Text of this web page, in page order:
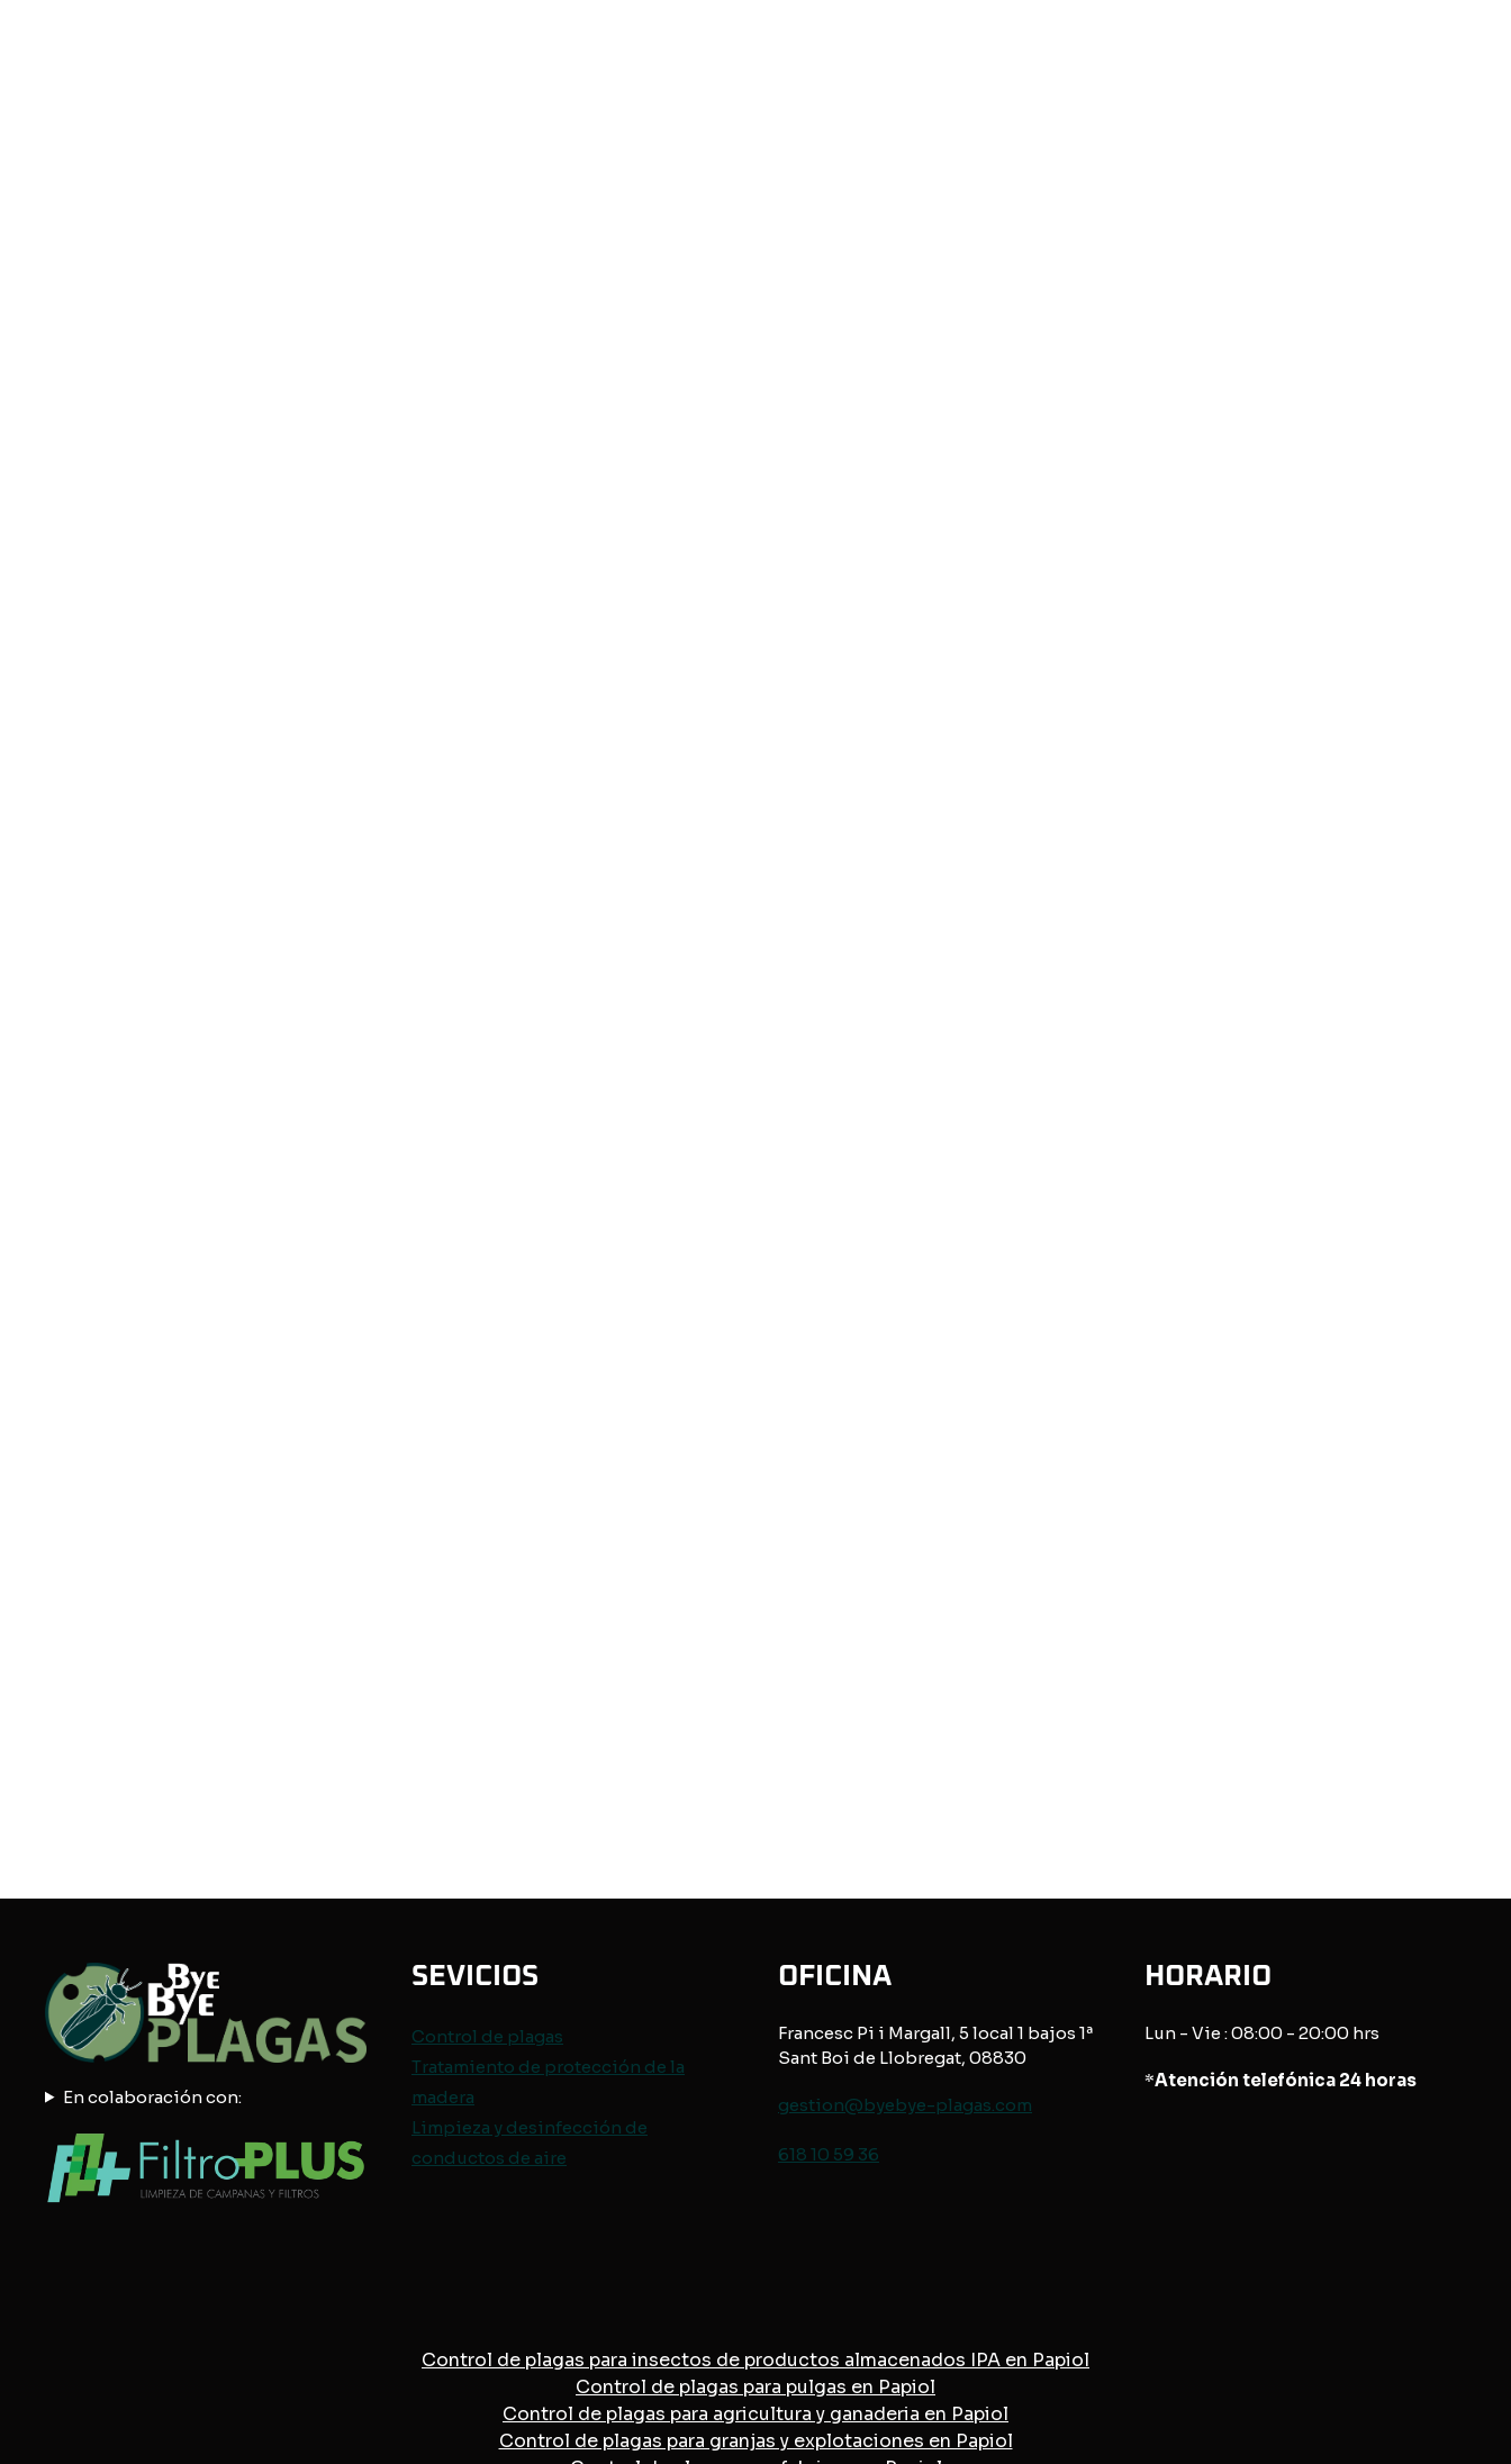
En colaboración con:
SEVICIOS
Control de plagas
Tratamiento de protección de la
madera
Limpieza y desinfección de
conductos de aire
OFICINA
Francesc Pi i Margall, 5 local 1 bajos 1ª
Sant Boi de Llobregat, 08830
gestion@byebye-plagas.com
618 10 59 36
HORARIO
Lun - Vie : 08:00 - 20:00 hrs
*Atención telefónica 24 horas
Control de plagas para insectos de productos almacenados IPA en Papiol
Control de plagas para pulgas en Papiol
Control de plagas para agricultura y ganaderia en Papiol
Control de plagas para granjas y explotaciones en Papiol